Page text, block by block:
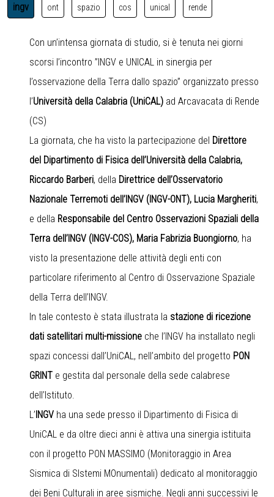
ingv ont spazio cos unical rende
Con un’intensa giornata di studio, si è tenuta nei giorni
scorsi l’incontro ”INGV e UNICAL in sinergia per
l’osservazione della Terra dallo spazio” organizzato presso
l’Università della Calabria (UniCAL) ad Arcavacata di Rende
(CS)
La giornata, che ha visto la partecipazione del Direttore
del Dipartimento di Fisica dell’Università della Calabria,
Riccardo Barberi, della Direttrice dell’Osservatorio
Nazionale Terremoti dell’INGV (INGV-ONT), Lucia Margheriti,
e della Responsabile del Centro Osservazioni Spaziali della
Terra dell’INGV (INGV-COS), Maria Fabrizia Buongiorno, ha
visto la presentazione delle attività degli enti con
particolare riferimento al Centro di Osservazione Spaziale
della Terra dell’INGV.
In tale contesto è stata illustrata la stazione di ricezione
dati satellitari multi-missione che l’INGV ha installato negli
spazi concessi dall’UniCAL, nell’ambito del progetto PON
GRINT e gestita dal personale della sede calabrese
dell’Istituto.
L’INGV ha una sede presso il Dipartimento di Fisica di
UniCAL e da oltre dieci anni è attiva una sinergia istituita
con il progetto PON MASSIMO (Monitoraggio in Area
Sismica di SIstemi MOnumentali) dedicato al monitoraggio
dei Beni Culturali in aree sismiche. Negli anni successivi le